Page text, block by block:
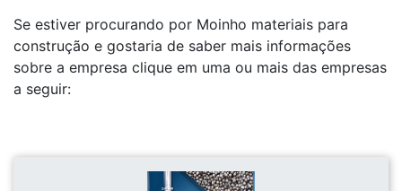
Se estiver procurando por Moinho materiais para
construção e gostaria de saber mais informações
sobre a empresa clique em uma ou mais das empresas
a seguir: